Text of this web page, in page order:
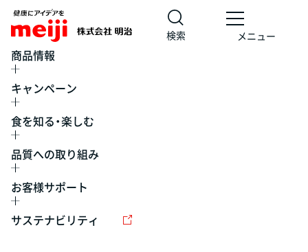
検索 メニュー
商品情報
キャンペーン
食を知る・楽しむ
品質への取り組み
お客様サポート
サステナビリティ